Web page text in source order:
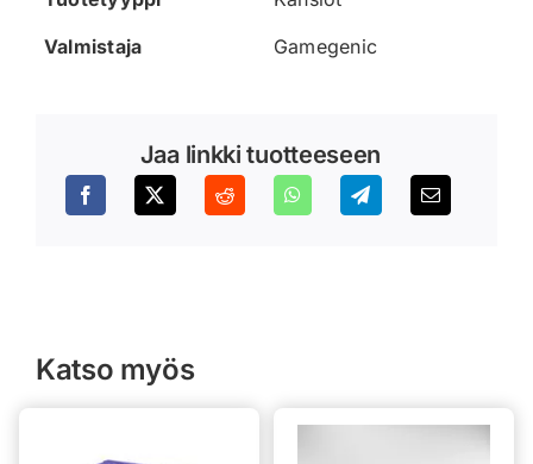
Valmistaja
Gamegenic
Jaa linkki tuotteeseen
Katso myös